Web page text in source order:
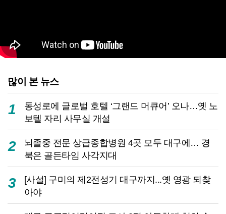
많이 본 뉴스
1
동성로에 글로벌 호텔 ‘그랜드 머큐어’ 오나…옛 노
보텔 자리 사무실 개설
2
뇌졸중 전문 상급종합병원 4곳 모두 대구에… 경
북은 골든타임 사각지대
3
[사설] 구미의 제2전성기 대구까지...옛 영광 되찾
아야